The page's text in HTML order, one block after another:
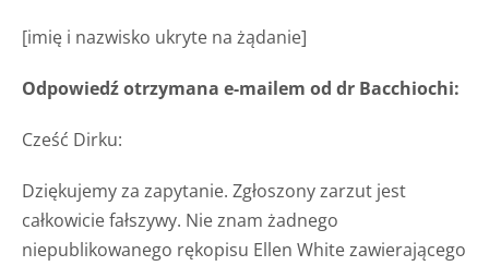
[imię i nazwisko ukryte na żądanie]
Odpowiedź otrzymana e-mailem od dr Bacchiochi:
Cześć Dirku:
Dziękujemy za zapytanie. Zgłoszony zarzut jest
całkowicie fałszywy. Nie znam żadnego
niepublikowanego rękopisu Ellen White zawierającego